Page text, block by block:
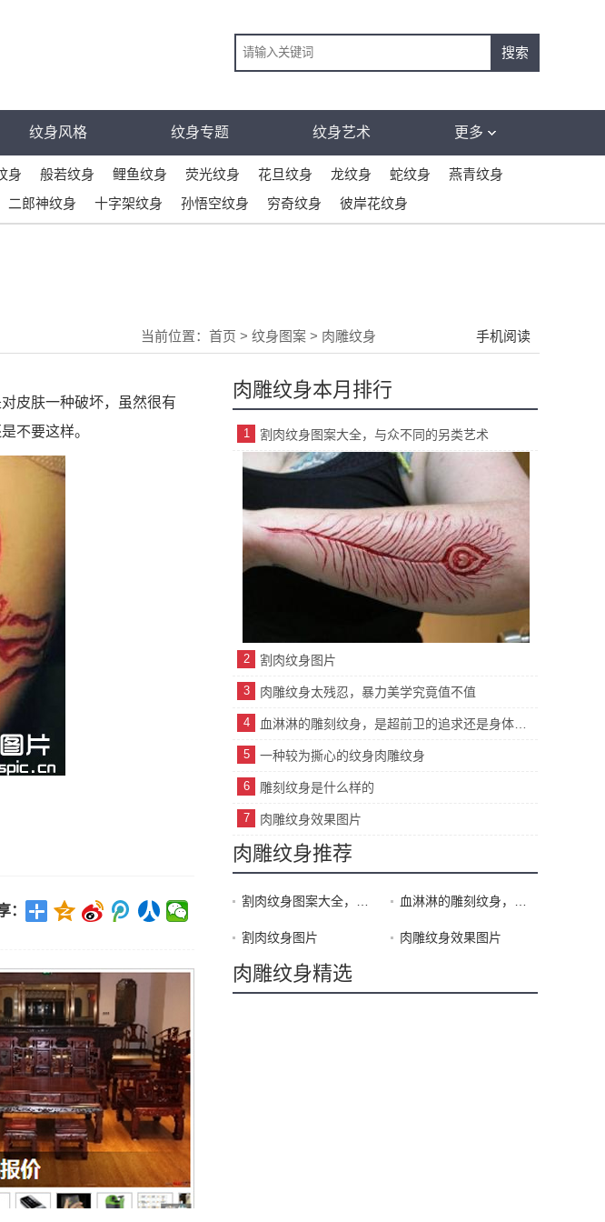
纹身风格 纹身专题 纹身艺术 更多
身 般若纹身 鲤鱼纹身 荧光纹身 花旦纹身 龙纹身 蛇纹身
燕青纹身
二郎神纹身 十字架纹身 孙悟空纹身 穷奇纹身 彼岸花纹身
当前位置： 首页 > 纹身图案 > 肉雕纹身 手机阅读
皮肤一种破坏，虽然很有
不要这样。
：
肉雕纹身本月排行
1 割肉纹身图案大全，与众不同的另类艺术
2 割肉纹身图片
3 肉雕纹身太残忍，暴力美学究竟值不值
4
5 一种较为撕心的纹身肉雕纹身
6 雕刻纹身是什么样的
7 肉雕纹身效果图片
肉雕纹身推荐
割肉纹身图片 肉雕纹身效果图片
肉雕纹身精选